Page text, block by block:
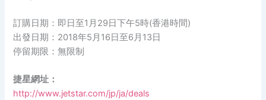
訂購日期：即日至1月29日下午5時(香港時間)
出發日期：2018年5月16日至6月13日
停留期限：無限制
捷星網址：
http://www.jetstar.com/jp/ja/deals